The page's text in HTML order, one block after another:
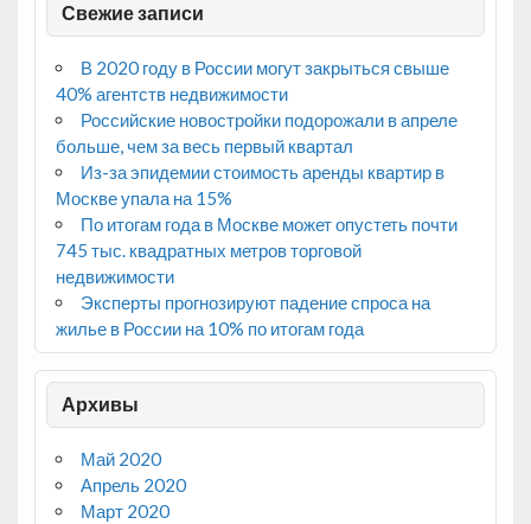
Свежие записи
В 2020 году в России могут закрыться свыше
40% агентств недвижимости
Российские новостройки подорожали в апреле
больше, чем за весь первый квартал
Из-за эпидемии стоимость аренды квартир в
Москве упала на 15%
По итогам года в Москве может опустеть почти
745 тыс. квадратных метров торговой
недвижимости
Эксперты прогнозируют падение спроса на
жилье в России на 10% по итогам года
Архивы
Май 2020
Апрель 2020
Март 2020